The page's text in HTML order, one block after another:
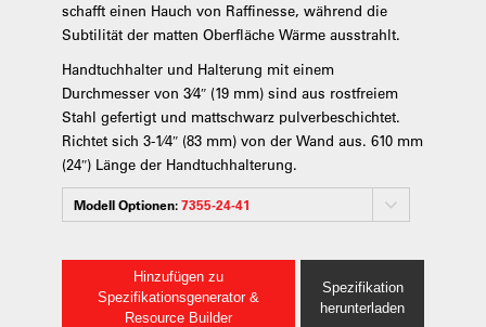
schafft einen Hauch von Raffinesse, während die
Subtilität der matten Oberfläche Wärme ausstrahlt.
Handtuchhalter und Halterung mit einem
Durchmesser von 3⁄4″ (19 mm) sind aus rostfreiem
Stahl gefertigt und mattschwarz pulverbeschichtet.
Richtet sich 3-1⁄4″ (83 mm) von der Wand aus. 610 mm
(24″) Länge der Handtuchhalterung.
Modell Optionen:7355-24-41
Hinzufügen zu
Spezifikationsgenerator &
Resource Builder
Spezifikation
herunterladen